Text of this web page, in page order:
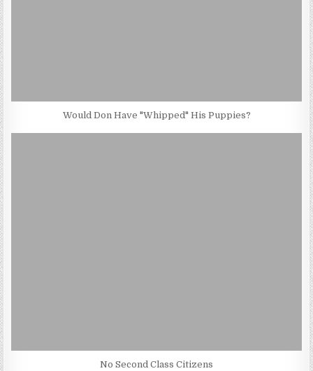
Would Don Have "Whipped" His Puppies?
No Second Class Citizens